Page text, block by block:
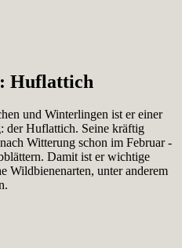
Huflattich
und Winterlingen ist er einer
der Huflattich. Seine kräftig
Witterung schon im Februar -
Damit ist er wichtige
Wildbienenarten, unter anderem